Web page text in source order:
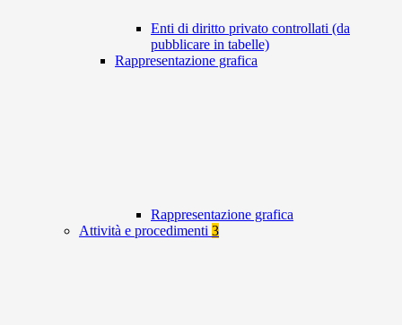
Enti di diritto privato controllati (da
pubblicare in tabelle)
Rappresentazione grafica
Rappresentazione grafica
Attività e procedimenti 3